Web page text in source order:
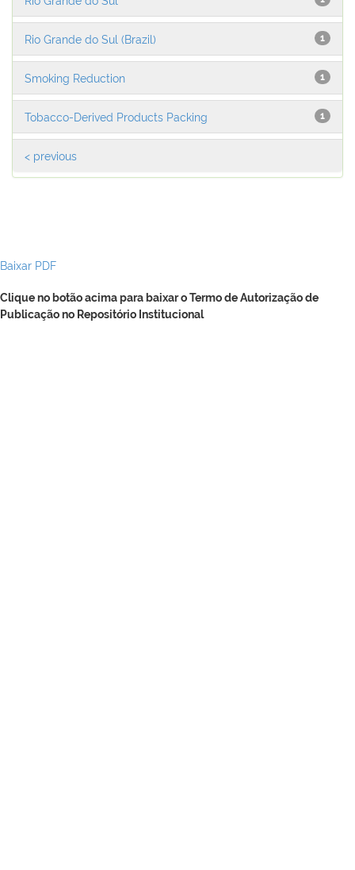
1
Rio Grande do Sul (Brazil)
1
Smoking Reduction
1
Tobacco-Derived Products Packing
< previous
Baixar PDF
Clique no botão acima para baixar o Termo de Autorização de
Publicação no Repositório Institucional